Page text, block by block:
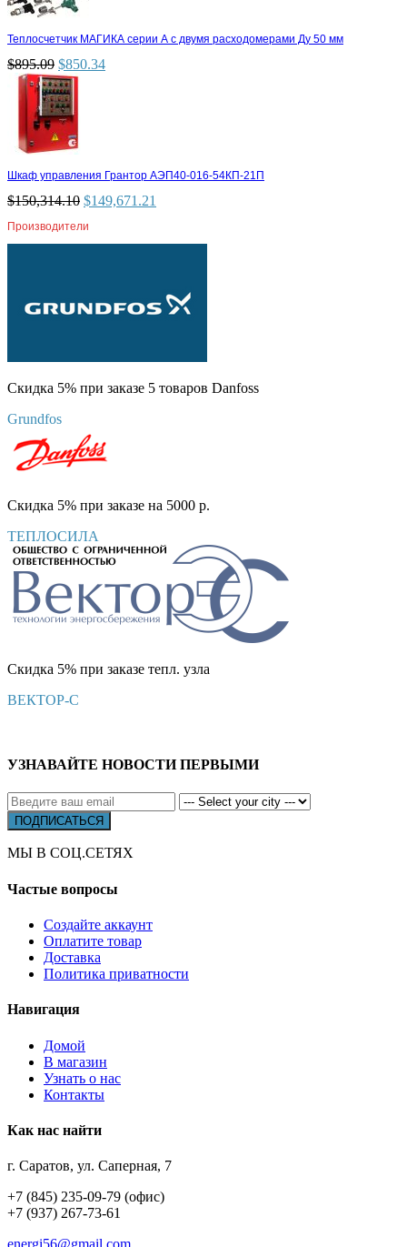
Теплосчетчик МАГИКА серии А с двумя расходомерами Ду 50 мм
$895.09 $850.34
Шкаф управления Грантор АЭП40-016-54КП-21П
$150,314.10 $149,671.21
Производители
Скидка 5% при заказе 5 товаров Danfoss
Grundfos
Скидка 5% при заказе на 5000 р.
ТЕПЛОСИЛА
Скидка 5% при заказе тепл. узла
ВЕКТОР-С
УЗНАВАЙТЕ НОВОСТИ ПЕРВЫМИ
МЫ В СОЦ.СЕТЯХ
Частые вопросы
Создайте аккаунт
Оплатите товар
Доставка
Политика приватности
Навигация
Домой
В магазин
Узнать о нас
Контакты
Как нас найти
г. Саратов, ул. Саперная, 7
+7 (845) 235-09-79 (офис)
+7 (937) 267-73-61
energi56@gmail.com